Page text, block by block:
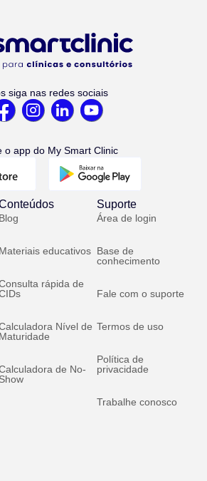
siga nas redes sociais
o app do My Smart Clinic
Blog
Materiais educativos
rápida de
Nível de
Maturidade
de No-
Show
Suporte
Área de login
Base de
conhecimento
Fale com o suporte
Termos de uso
Política de
privacidade
Trabalhe conosco